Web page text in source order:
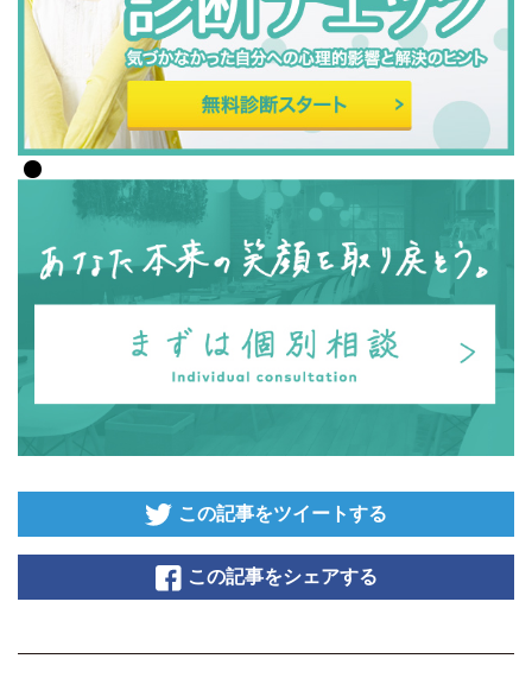
この記事をツイートする
この記事をシェアする